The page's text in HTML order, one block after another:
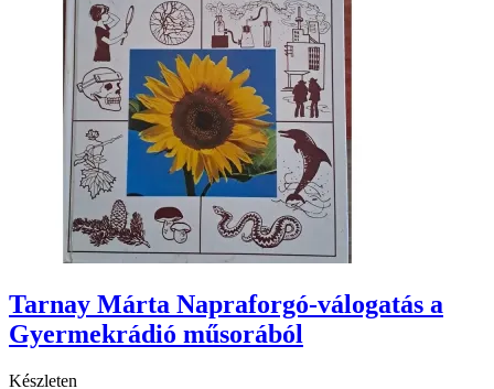
Tarnay Márta Napraforgó-válogatás a
Gyermekrádió műsorából
Készleten